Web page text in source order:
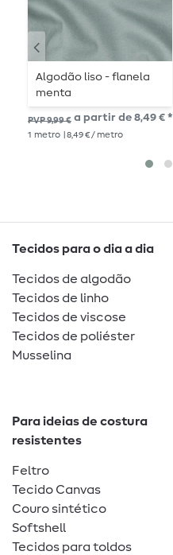
Algodão liso - flanela
menta
PVP 9,99 € a partir de 8,49 € *
1 metro | 8,49 € / metro
Tecidos para o dia a dia
Tecidos de algodão
Tecidos de linho
Tecidos de viscose
Tecidos de poliéster
Musselina
Para ideias de costura
resistentes
Feltro
Tecido Canvas
Couro sintético
Softshell
Tecidos para toldos